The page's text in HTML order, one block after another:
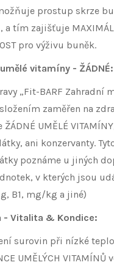
prostup skrze
a tím zajišťuje
pro výživu buněk.
vitamíny - ŽÁDNÉ:
„Fit-BARF Zahradní
zaměřen na
UMĚLÉ
ani konzervanty.
poznáme u jiných
v kterých jsou
B1, mg/kg a jiné)
- Vitalita & Kondice:
surovin při nízké
UMĚLÝCH VITAMÍNŮ